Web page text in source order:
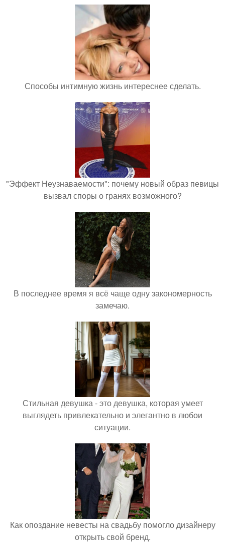
Способы интимную жизнь интереснее сделать.
"Эффект Неузнаваемости": почему новый образ певицы
вызвал споры о гранях возможного?
В последнее время я всё чаще одну закономерность
замечаю.
Стильная девушка - это девушка, которая умеет
выглядеть привлекательно и элегантно в любои
ситуации.
Как опоздание невесты на свадьбу помогло дизайнеру
открыть свой бренд.